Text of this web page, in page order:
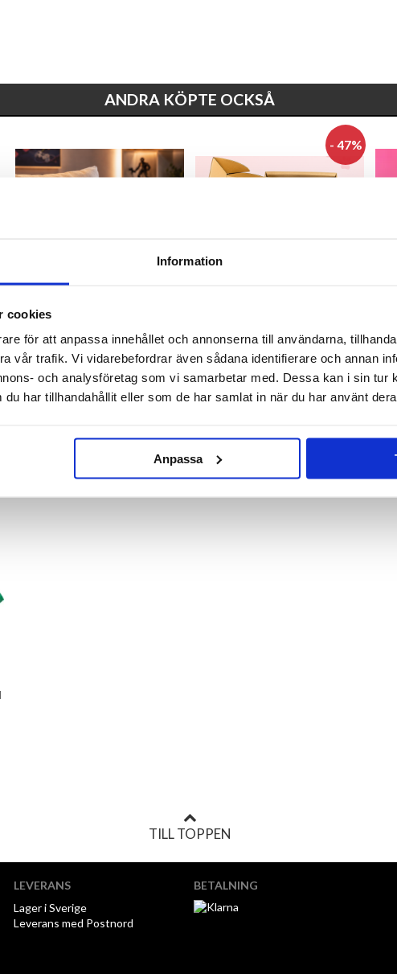
Information
cookies
för att anpassa innehållet och annonserna till användarna,
vår trafik. Vi vidarebefordrar även sådana identifierare och annan
och analysföretag som vi samarbetar med. Dessa kan i sin tur
du har tillhandahållit eller som de har samlat in när du har använt
Anpassa
ANDRA KÖPTE OCKSÅ
Kudde Spelkontroll
129 kr
- 47%
Presentförpackning strumpor -
Cute cat in box
149 kr79 kr
TILL TOPPEN
LEVERANS
Lager i Sverige
Leverans med Postnord
BETALNING